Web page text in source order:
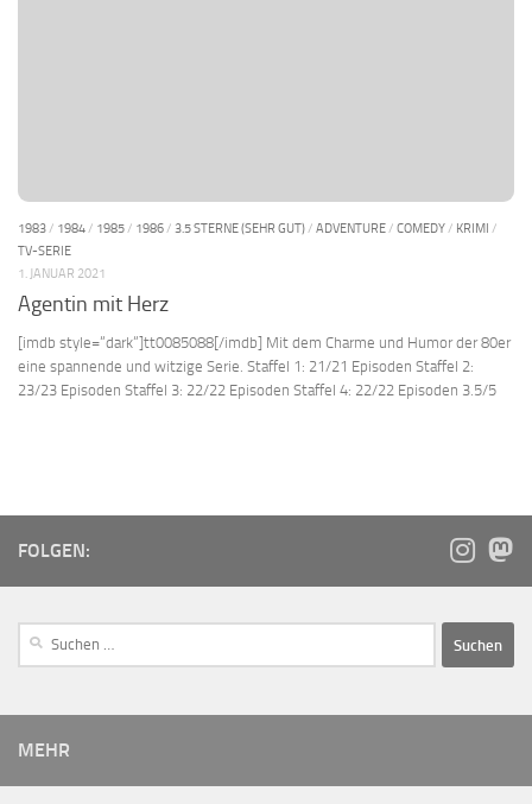
1983/ 1984/ 1985/ 1986/ 3.5 STERNE (SEHR GUT)/ ADVENTURE/ COMEDY/ KRIMI /
TV-SERIE
1. JANUAR 2021
Agentin mit Herz
[imdb style=“dark“]tt0085088[/imdb] Mit dem Charme und Humor der 80er
eine spannende und witzige Serie. Staffel 1: 21/21 Episoden Staffel 2:
23/23 Episoden Staffel 3: 22/22 Episoden Staffel 4: 22/22 Episoden 3.5/5
FOLGEN:
MEHR